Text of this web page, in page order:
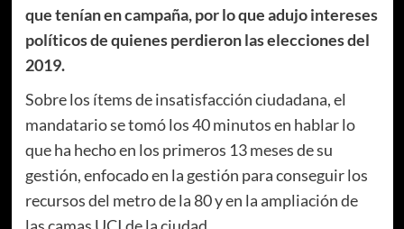
que tenían en campaña, por lo que adujo intereses
políticos de quienes perdieron las elecciones del
2019.
Sobre los ítems de insatisfacción ciudadana, el
mandatario se tomó los 40 minutos en hablar lo
que ha hecho en los primeros 13 meses de su
gestión, enfocado en la gestión para conseguir los
recursos del metro de la 80 y en la ampliación de
las camas UCI de la ciudad.